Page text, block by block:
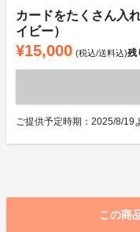
カードをたくさん入
イビー）
¥15,000 (税込/送料込)残
ご提供予定時期：2025/8/19
この商